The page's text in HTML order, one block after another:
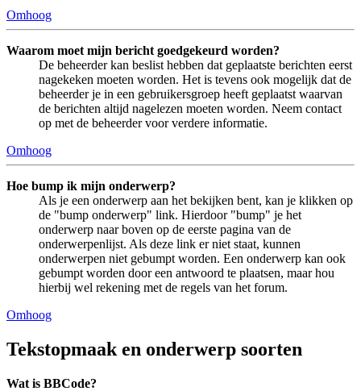
Omhoog
Waarom moet mijn bericht goedgekeurd worden?
De beheerder kan beslist hebben dat geplaatste berichten eerst
nagekeken moeten worden. Het is tevens ook mogelijk dat de
beheerder je in een gebruikersgroep heeft geplaatst waarvan
de berichten altijd nagelezen moeten worden. Neem contact
op met de beheerder voor verdere informatie.
Omhoog
Hoe bump ik mijn onderwerp?
Als je een onderwerp aan het bekijken bent, kan je klikken op
de "bump onderwerp" link. Hierdoor "bump" je het
onderwerp naar boven op de eerste pagina van de
onderwerpenlijst. Als deze link er niet staat, kunnen
onderwerpen niet gebumpt worden. Een onderwerp kan ook
gebumpt worden door een antwoord te plaatsen, maar hou
hierbij wel rekening met de regels van het forum.
Omhoog
Tekstopmaak en onderwerp soorten
Wat is BBCode?